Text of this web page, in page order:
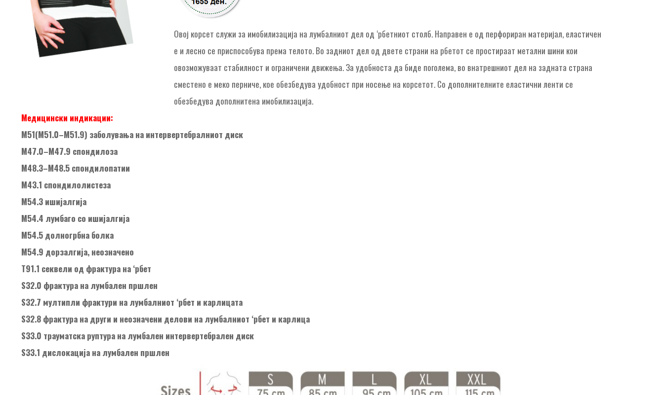
Овој корсет служи за имобилизација на лумбалниот дел од ‘рбетниот столб. Направен е од перфориран материјал, еластичен
е и лесно се приспособува према телото. Во задниот дел од двете страни на рбетот се простираат метални шини кои
овозможуваат стабилност и ограничени движења. За удобноста да биде поголема, во внатрешниот дел на задната страна
сместено е меко перниче, кое обезбедува удобност при носење на корсетот. Со дополнителните еластични ленти се
обезбедува дополнитена имобилизација.
Медицински индикации:
М51(М51.0–М51.9) заболувања на интервертебралниот диск
М47.0–М47.9 спондилоза
М48.3–М48.5 спондилопатии
М43.1 спондилолистеза
М54.3 ишијалгија
М54.4 лумбаго со ишијалгија
М54.5 долногрбна болка
М54.9 дорзалгија, неозначено
Т91.1 секвели од фрактура на ‘рбет
S32.0 фрактура на лумбален пршлен
S32.7 мултипли фрактури на лумбалниот ‘рбет и карлицата
S32.8 фрактура на други и неозначени делови на лумбалниот ‘рбет и карлица
S33.0 трауматска руптура на лумбален интервертебрален диск
S33.1 дислокација на лумбален пршлен